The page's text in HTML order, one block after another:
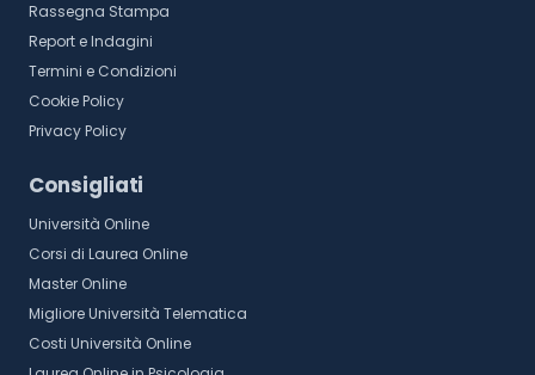
Rassegna Stampa
Report e Indagini
Termini e Condizioni
Cookie Policy
Privacy Policy
Consigliati
Università Online
Corsi di Laurea Online
Master Online
Migliore Università Telematica
Costi Università Online